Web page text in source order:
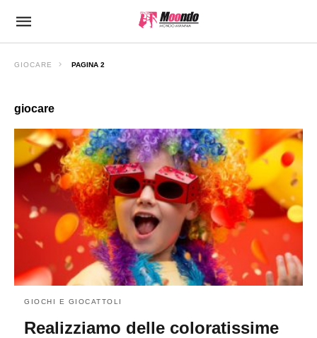
GIOCARE PAGINA 2
giocare
GIOCHI E GIOCATTOLI
Realizziamo delle coloratissime